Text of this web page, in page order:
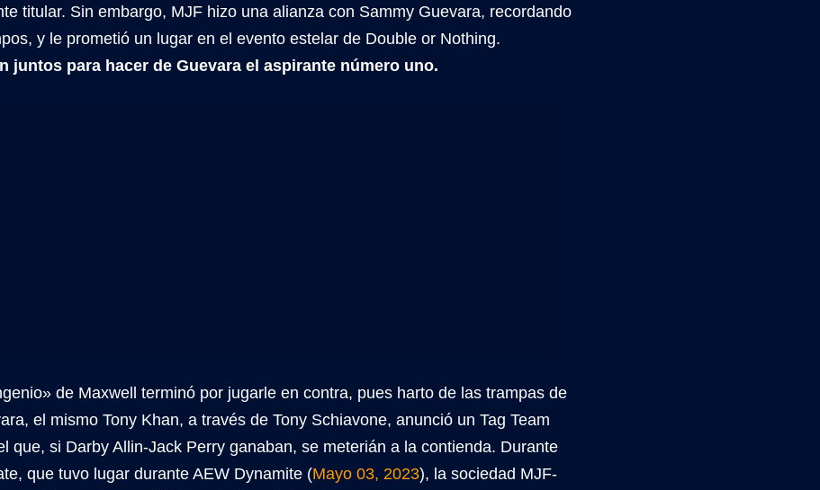
titular. Sin embargo, MJF hizo una alianza con Sammy Guevara, recordando
y le prometió un lugar en el evento estelar de Double or Nothing.
juntos para hacer de Guevara el aspirante número uno.
de Maxwell terminó por jugarle en contra, pues harto de las trampas de
el mismo Tony Khan, a través de Tony Schiavone, anunció un Tag Team
que, si Darby Allin-Jack Perry ganaban, se meterián a la contienda. Durante
que tuvo lugar durante AEW Dynamite (Mayo 03, 2023), la sociedad MJF-